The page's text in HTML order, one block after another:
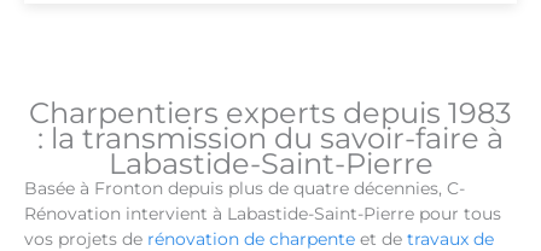
Charpentiers experts depuis 1983
: la transmission du savoir-faire à
Labastide-Saint-Pierre
Basée à Fronton depuis plus de quatre décennies, C-
Rénovation intervient à Labastide-Saint-Pierre pour tous
vos projets de rénovation de charpente et de travaux de